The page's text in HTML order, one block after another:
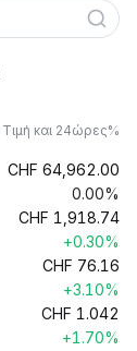
Τιμή και 24ώρες%
CHF 64,962.00
0.00%
CHF 1,918.74
+0.30%
CHF 76.16
+3.10%
CHF 1.042
+1.70%